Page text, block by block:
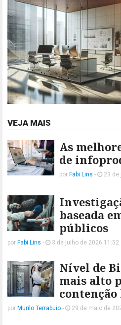
VEJA MAIS
As
de
por Fabi Lins - 23 de
baseada
públicos
por Fabi Lins - 3 de julho de 2026 11:52
Nível de
mais alto
por Murilo Terrabuio - 29 de maio de